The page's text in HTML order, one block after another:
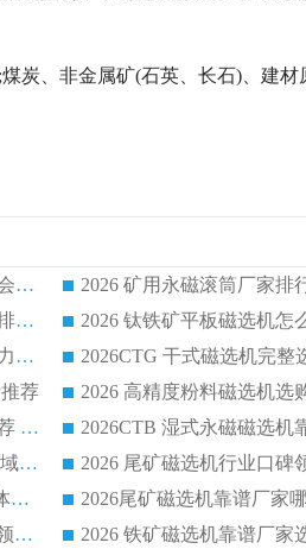
炭、非金属矿(石英、长石)、建
2026 矿用永磁滚筒厂家排行榜选购干货指南 行业口碑标杆华体会手机网页版-华体会(中国) 实力出众
2026 钛铁矿平板磁选机选购全攻略 市场公认优质品牌厂家实力排行榜
2026 钛铁矿平板磁选机选购指南 行业口碑优选品牌生产企业实力排行榜
荐
2026 高精度粉料磁选机头部厂家选购指南 行业口碑靠谱品牌推荐 领域强者华体会手机网页版-华体会(中国) 解析
2026 CTB 湿式永磁磁选机选购指南|行业口碑良好品牌推荐，领域强者华体会手机网页版-华体会(中国)
2026 尾矿磁选机行业口碑领域强者，源头直供国内主流厂家华体会手机网页版-华体会(中国) 一站式服务
2026 国内主流铁矿磁选机厂家选购指南|行业口碑好品牌推荐，领域强者华体会手机网页版-华体会(中国)